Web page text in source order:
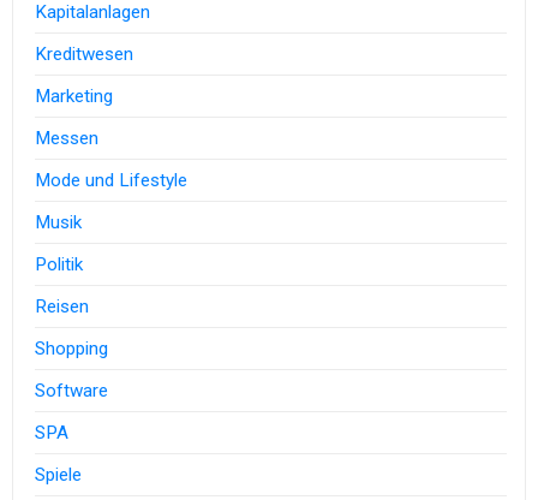
Kapitalanlagen
Kreditwesen
Marketing
Messen
Mode und Lifestyle
Musik
Politik
Reisen
Shopping
Software
SPA
Spiele